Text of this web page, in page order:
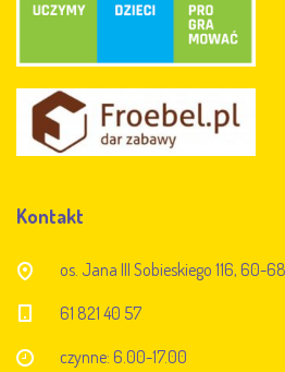
Kontakt
os. Jana III Sobieskiego 116, 60-
61 821 40 57
czynne: 6.00-17.00